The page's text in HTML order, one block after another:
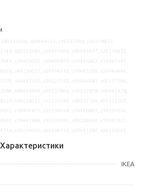
Характеристики
IKEA